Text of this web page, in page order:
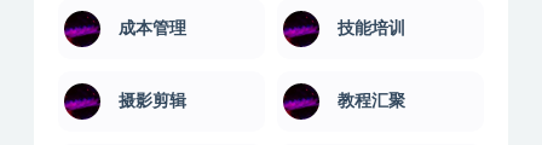
成本管理 技能培训
摄影剪辑 教程汇聚